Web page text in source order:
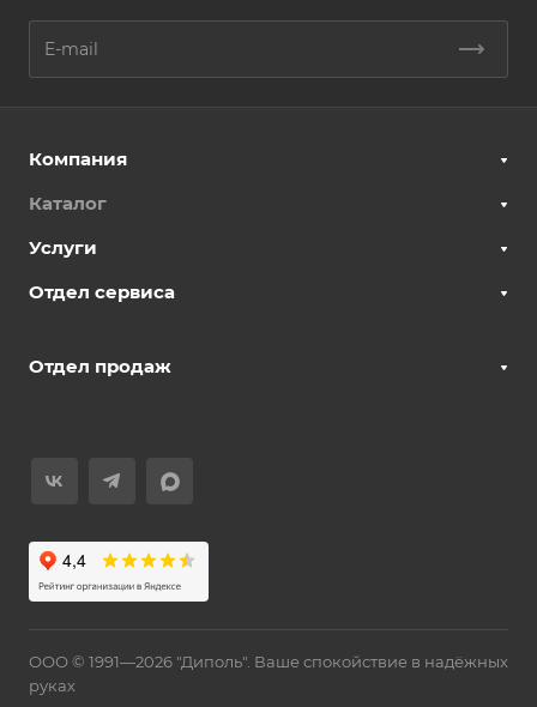
Компания
Каталог
Услуги
Отдел сервиса
Отдел продаж
ООО © 1991—2026 "Диполь". Ваше спокойствие в надёжных
руках